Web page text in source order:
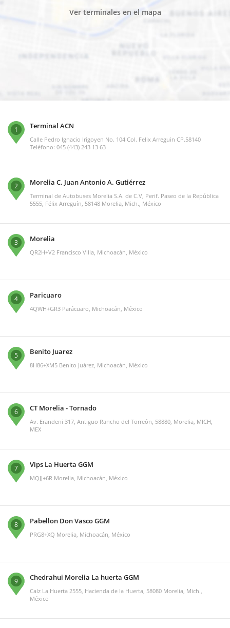
Ver terminales en el mapa
1 Terminal ACN
Calle Pedro Ignacio Irigoyen No. 104 Col. Felix Arreguin CP.58140
Teléfono: 045 (443) 243 13 63
2 Morelia C. Juan Antonio A. Gutiérrez
Terminal de Autobuses Morelia S.A. de C.V, Perif. Paseo de la República
5555, Félix Arreguín, 58148 Morelia, Mich., México
3 Morelia
QR2H+V2 Francisco Villa, Michoacán, México
4 Paricuaro
4QWH+GR3 Parácuaro, Michoacán, México
5 Benito Juarez
8H86+XM5 Benito Juárez, Michoacán, México
6 CT Morelia - Tornado
Av. Erandeni 317, Antiguo Rancho del Torreón, 58880, Morelia, MICH,
MEX
7 Vips La Huerta GGM
MQJJ+6R Morelia, Michoacán, México
8 Pabellon Don Vasco GGM
PRG8+XQ Morelia, Michoacán, México
9 Chedrahui Morelia La huerta GGM
Calz La Huerta 2555, Hacienda de la Huerta, 58080 Morelia, Mich.,
México